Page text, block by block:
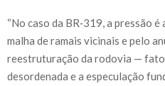
“No caso da BR‑319, a pressão
malha de ramais vicinais e pelo
reestruturação da rodovia —
desordenada e a especulação